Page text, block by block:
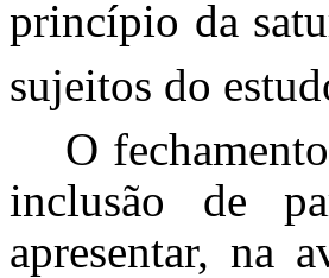
princípio da
sujeitos do
O
inclusão de
apresentar, na